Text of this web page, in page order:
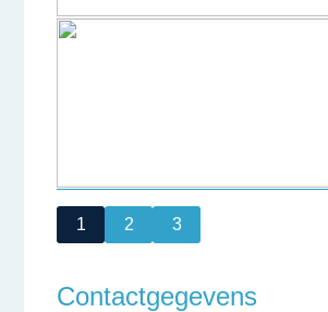
1 2 3
Contactgegevens